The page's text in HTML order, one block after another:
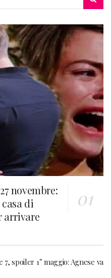
novembre:
di
arrivare
spoiler 1° maggio: Agnese va